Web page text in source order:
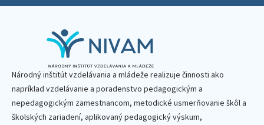
Národný inštitút vzdelávania a mládeže realizuje činnosti ako
napríklad vzdelávanie a poradenstvo pedagogickým a
nepedagogickým zamestnancom, metodické usmerňovanie škôl a
školských zariadení, aplikovaný pedagogický výskum,